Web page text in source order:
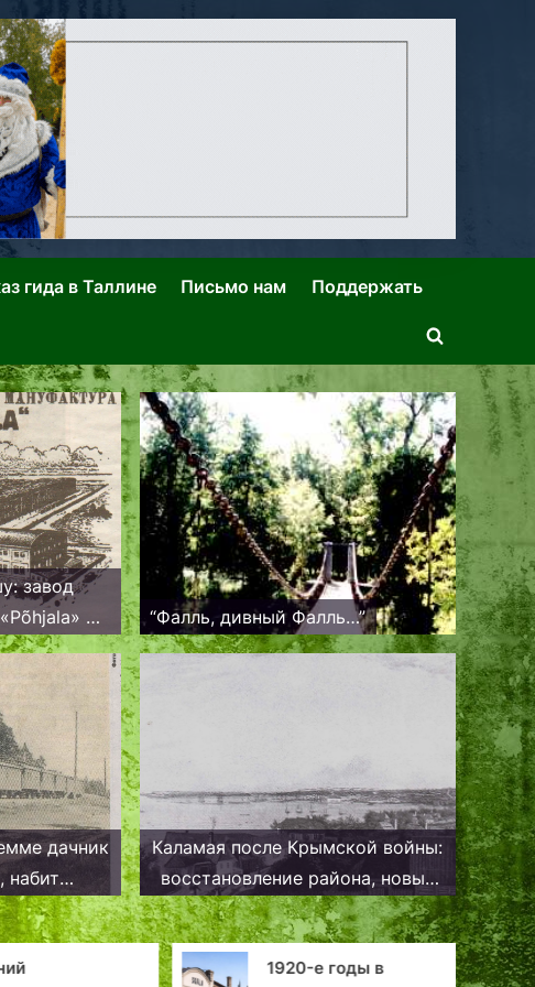
гида в Таллине Письмо нам Поддержать
Toggle
search
form
завод
—
“Фалль, дивный Фалль…”
дачник
набит
воз…»
Каламая после Крымской войны:
восстановление района, новые
улицы и благоустройство
1920-е годы в